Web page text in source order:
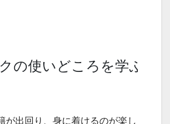
の使いどころを学ぶた
が出回り、身に着けるのが楽し